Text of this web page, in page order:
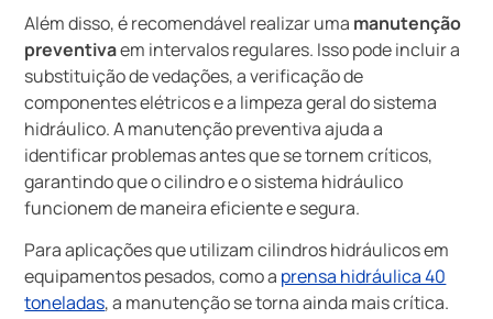
Além disso, é recomendável realizar uma manutenção
preventivaem intervalos regulares. Isso pode incluir a
substituição de vedações, a verificação de
componentes elétricos e a limpeza geral do sistema
hidráulico. A manutenção preventiva ajuda a
identificar problemas antes que se tornem críticos,
garantindo que o cilindro e o sistema hidráulico
funcionem de maneira eficiente e segura.
Para aplicações que utilizam cilindros hidráulicos em
equipamentos pesados, como a prensa hidráulica 40
toneladas, a manutenção se torna ainda mais crítica.